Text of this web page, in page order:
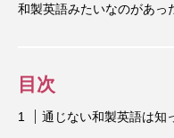
和製英語みたいなのがあっ
目次
通じない和製英語は知